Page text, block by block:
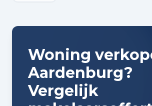
Woning
Aardenburg?
Vergelijk